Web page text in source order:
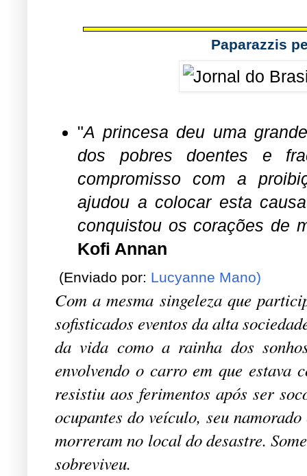
Paparazzis
"A princesa deu uma
dos pobres doentes e
compromisso com a
ajudou a colocar esta
conquistou os corações de
Kofi Annan
(Enviado por: Lucyanne Mano)
Com a mesma singeleza que
sofisticados eventos da alta
da vida como a rainha dos
envolvendo o carro em que estava
resistiu aos ferimentos após ser
ocupantes do veículo, seu
morreram no local do desastre.
sobreviveu.